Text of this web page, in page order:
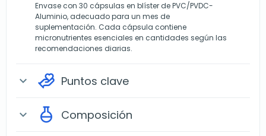
Envase con 30 cápsulas en blíster de PVC/PVDC-
Aluminio, adecuado para un mes de
suplementación. Cada cápsula contiene
micronutrientes esenciales en cantidades según las
recomendaciones diarias.
expand_more Puntos clave
expand_more Composición